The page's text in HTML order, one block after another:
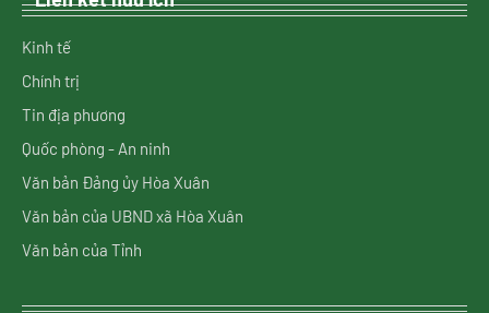
Kinh tế
Chính trị
Tin địa phương
Quốc phòng - An ninh
Văn bản Đảng ủy Hòa Xuân
Văn bản của UBND xã Hòa Xuân
Văn bản của Tỉnh